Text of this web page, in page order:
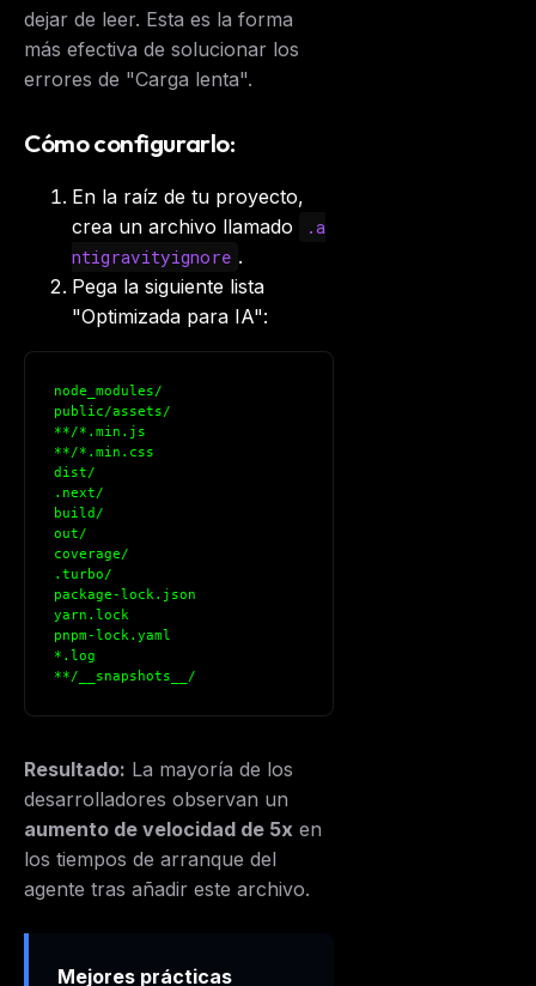
dejar de leer. Esta es la forma
más efectiva de solucionar los
errores de "Carga lenta".
Cómo configurarlo:
En la raíz de tu proyecto,
crea un archivo llamado
.a
ntigravityignore .
Pega la siguiente lista
"Optimizada para IA":
node_modules/
public/assets/
**/*.min.js
**/*.min.css
dist/
.next/
build/
out/
coverage/
.turbo/
package-lock.json
yarn.lock
pnpm-lock.yaml
*.log
**/__snapshots__/
Resultado: La mayoría de los
desarrolladores observan un
aumento de velocidad de 5x en
los tiempos de arranque del
agente tras añadir este archivo.
Mejores prácticas